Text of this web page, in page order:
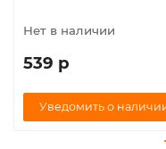
Нет в наличии
539 р
Уведомить о